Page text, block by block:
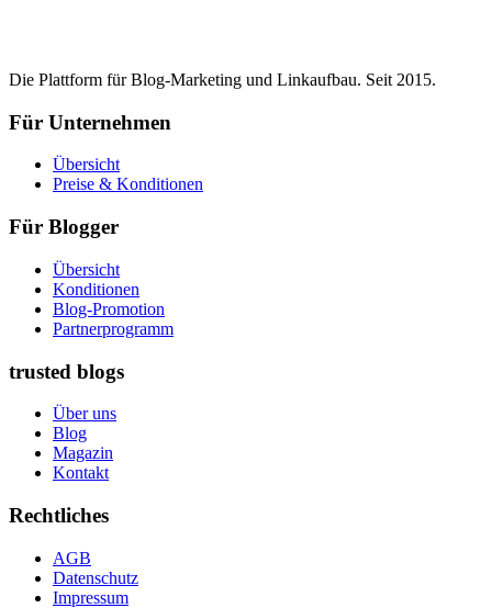
Die Plattform für Blog-Marketing und Linkaufbau. Seit 2015.
Für Unternehmen
Übersicht
Preise & Konditionen
Für Blogger
Übersicht
Konditionen
Blog-Promotion
Partnerprogramm
trusted blogs
Über uns
Blog
Magazin
Kontakt
Rechtliches
AGB
Datenschutz
Impressum